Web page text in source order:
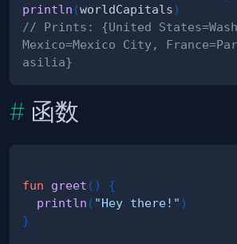
println (worldCapitals)
// Prints: {United
Mexico=Mexico City,
asilia}
函数
fun greet ( )
{
println ( "Hey there!" )
}